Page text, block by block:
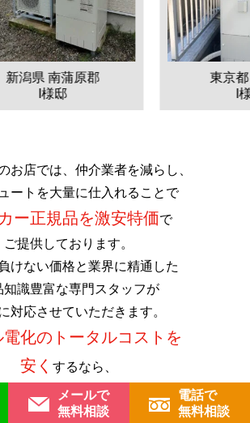
原郡
東京都 豊島区
お店では、仲介業者を減らし、
ートを大量に仕入れることで
ー正規品を激安特価で
ご提供しております。
けない価格と業界に精通した
知識豊富な専門スタッフが
対応させていただきます。
電化のトータルコストを
安く するなら、
お店へぜひお問い合せ下さい！
メールで
無料相談
電話で
無料相談